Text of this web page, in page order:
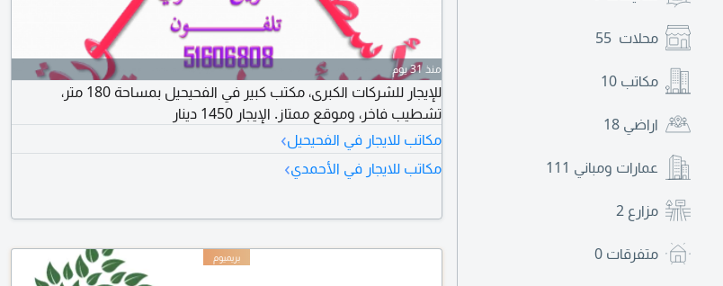
محلات 55
مكاتب 10
اراضي 18
عمارات ومباني 111
مزارع 2
متفرقات 0
منذ 31 يوم
للإيجار للشركات الكبرى، مكتب كبير في الفحيحيل بمساحة 180 متر،
تشطيب فاخر، وموقع ممتاز. الإيجار 1450 دينار
مكاتب للايجار في الفحيحيل›
مكاتب للايجار في الأحمدي›